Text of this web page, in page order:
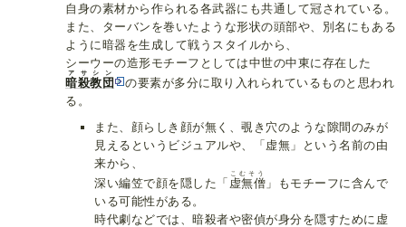
自身の素材から作られる各武器にも共通して冠されている。
また、ターバンを巻いたような形状の頭部や、別名にもある
ように暗器を生成して戦うスタイルから、
シーウーの造形モチーフとしては中世の中東に存在した
暗殺教団
アサシン
の要素が多分に取り入れられているものと思われ
る。
また、顔らしき顔が無く、覗き穴のような隙間のみが
見えるというビジュアルや、「虚無」という名前の由
来から、
深い編笠で顔を隠した「 虚無僧
こむそう
」もモチーフに含んで
いる可能性がある。
時代劇などでは、暗殺者や密偵が身分を隠すために虚